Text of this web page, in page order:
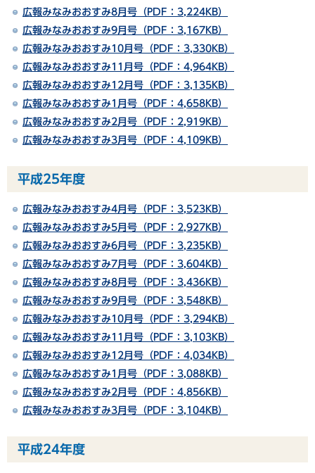
広報みなみおおすみ8月号（PDF：3,224KB）
広報みなみおおすみ9月号（PDF：3,167KB）
広報みなみおおすみ10月号（PDF：3,330KB）
広報みなみおおすみ11月号（PDF：4,964KB）
広報みなみおおすみ12月号（PDF：3,135KB）
広報みなみおおすみ1月号（PDF：4,658KB）
広報みなみおおすみ2月号（PDF：2,919KB）
広報みなみおおすみ3月号（PDF：4,109KB）
平成25年度
広報みなみおおすみ4月号（PDF：3,523KB）
広報みなみおおすみ5月号（PDF：2,927KB）
広報みなみおおすみ6月号（PDF：3,235KB）
広報みなみおおすみ7月号（PDF：3,604KB）
広報みなみおおすみ8月号（PDF：3,436KB）
広報みなみおおすみ9月号（PDF：3,548KB）
広報みなみおおすみ10月号（PDF：3,294KB）
広報みなみおおすみ11月号（PDF：3,103KB）
広報みなみおおすみ12月号（PDF：4,034KB）
広報みなみおおすみ1月号（PDF：3,088KB）
広報みなみおおすみ2月号（PDF：4,856KB）
広報みなみおおすみ3月号（PDF：3,104KB）
平成24年度